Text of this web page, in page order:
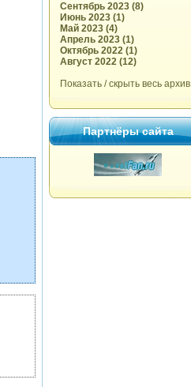
Сентябрь 2023 (8)
Июнь 2023 (1)
Май 2023 (4)
Апрель 2023 (1)
Октябрь 2022 (1)
Август 2022 (12)
Показать / скрыть весь архив
Партнёры сайта